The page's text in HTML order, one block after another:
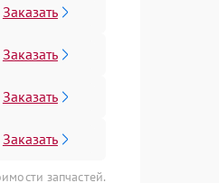
Заказать
Заказать
Заказать
Заказать
запчастей.